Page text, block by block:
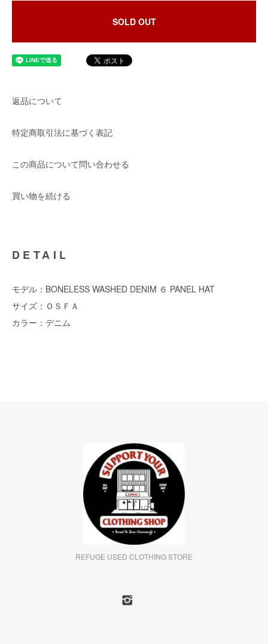
SOLD OUT
返品について
特定商取引法に基づく表記
この商品について問い合わせる
買い物を続ける
DETAIL
モデル：BONELESS WASHED DENIM ６ PANEL HAT
サイズ：ＯＳＦＡ
カラー：デニム
REFUGE USED CLOTHING STORE